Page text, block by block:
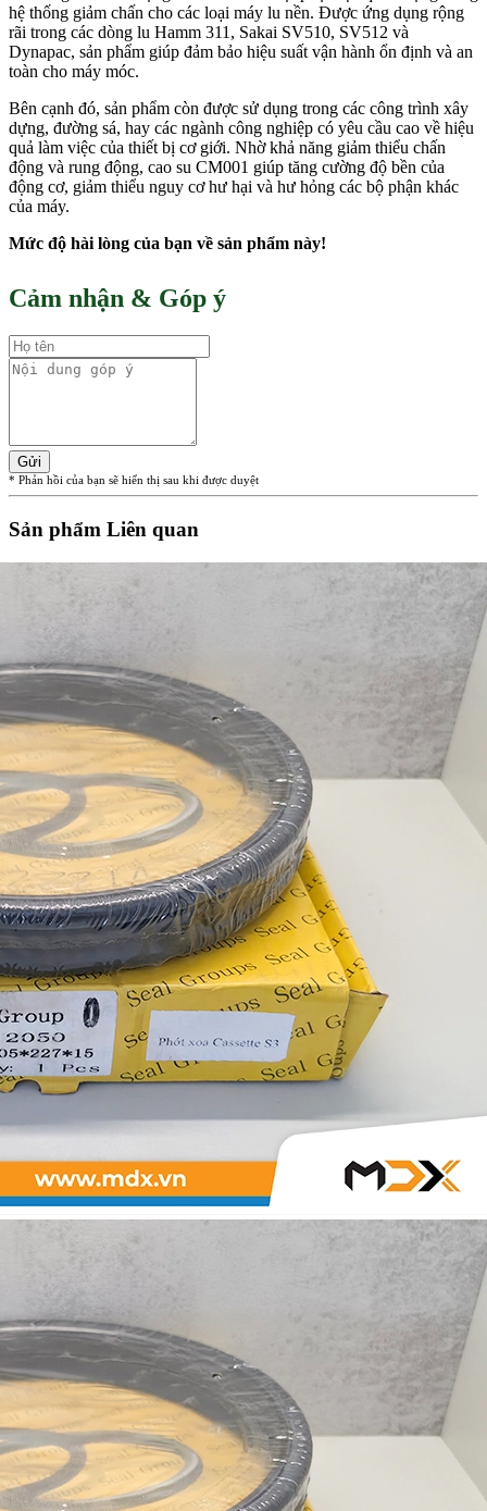
hệ thống giảm chấn cho các loại máy lu nền. Được ứng dụng rộng
rãi trong các dòng lu Hamm 311, Sakai SV510, SV512 và
Dynapac, sản phẩm giúp đảm bảo hiệu suất vận hành ổn định và an
toàn cho máy móc.
Bên cạnh đó, sản phẩm còn được sử dụng trong các công trình xây
dựng, đường sá, hay các ngành công nghiệp có yêu cầu cao về hiệu
quả làm việc của thiết bị cơ giới. Nhờ khả năng giảm thiểu chấn
động và rung động, cao su CM001 giúp tăng cường độ bền của
động cơ, giảm thiểu nguy cơ hư hại và hư hỏng các bộ phận khác
của máy.
Mức độ hài lòng của bạn về sản phẩm này!
Cảm nhận & Góp ý
Gửi
* Phản hồi của bạn sẽ hiển thị sau khi được duyệt
Sản phẩm Liên quan